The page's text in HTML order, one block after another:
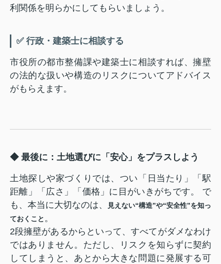
利関係を明らかにしてもらいましょう。
✅ 行政・建築士に相談する
市役所の都市整備課や建築士に相談すれば、擁壁
の法的な扱いや構造のリスクについてアドバイス
がもらえます。
◆ 最後に：土地選びに「安心」をプラスしよう
土地探しや家づくりでは、つい「日当たり」「駅
距離」「広さ」「価格」に目がいきがちです。 で
も、本当に大切なのは、
見えない“構造”や“安全性”を知っ
ておくこと 。
2段擁壁があるからといって、すべてがダメなわけ
ではありません。ただし、リスクを知らずに契約
してしまうと、あとから大きな問題に発展する可